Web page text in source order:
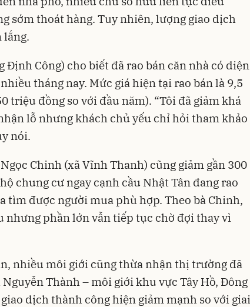
sớm thoát hàng. Tuy nhiên, lượng giao dịch
lắng.
Định Công) cho biết đã rao bán căn nhà có diện
tháng nay. Mức giá hiện tại rao bán là 9,5
triệu đồng so với đầu năm). “Tôi đã giảm khá
lỗ nhưng khách chủ yếu chỉ hỏi tham khảo
nói.
Chinh (xã Vĩnh Thanh) cũng giảm gần 300
chung cư ngay cạnh cầu Nhật Tân đang rao
tìm được người mua phù hợp. Theo bà Chinh,
nhưng phần lớn vẫn tiếp tục chờ đợi thay vì
nhiều môi giới cũng thừa nhận thị trường đã
Thành – môi giới khu vực Tây Hồ, Đông
dịch thành công hiện giảm mạnh so với giai